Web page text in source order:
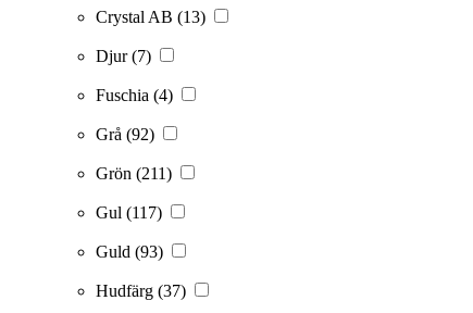
Crystal AB (13)
Djur(7)
Fuschia (4)
Grå (92)
Grön (211)
Gul (117)
Guld (93)
Hudfärg (37)